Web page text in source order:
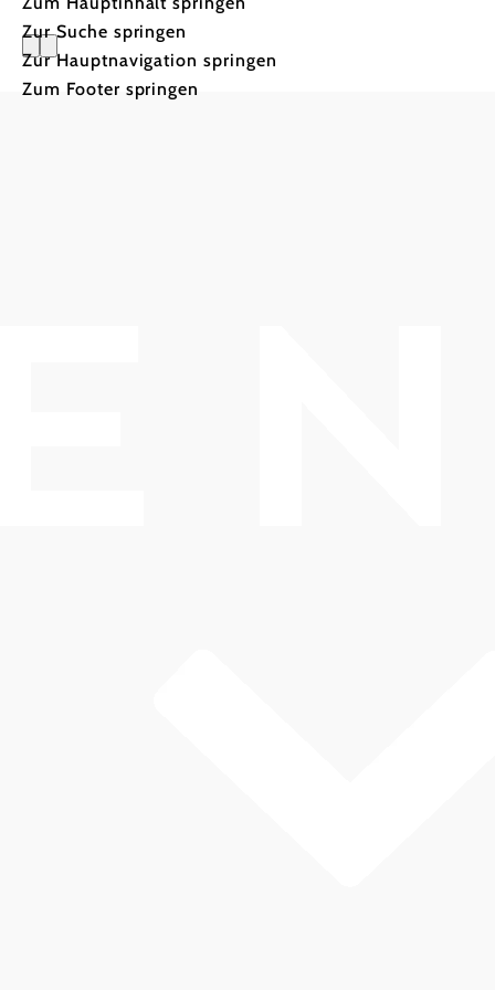
Zur Suche springen
Zur Hauptnavigation springen
Zum Footer springen